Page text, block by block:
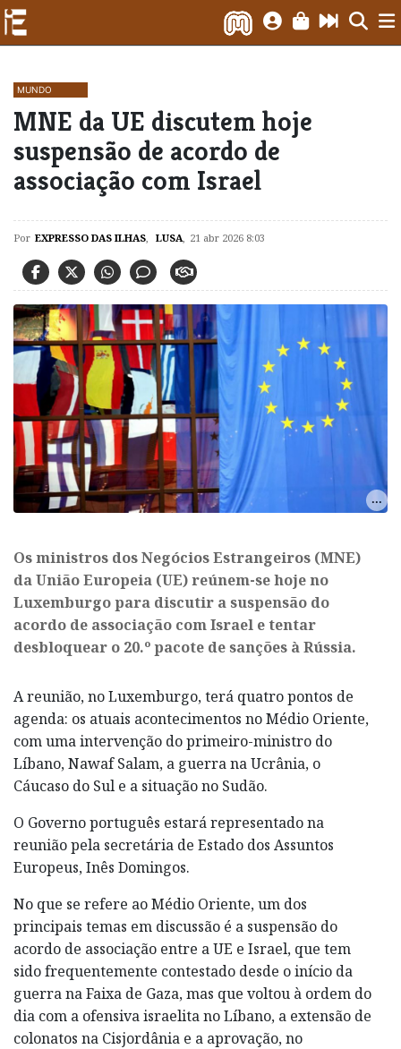
MUNDO
MNE da UE discutem hoje
suspensão de acordo de
associação com Israel
Por EXPRESSO DAS ILHAS, LUSA, 21 abr 2026 8:03
Os ministros dos Negócios Estrangeiros (MNE)
da União Europeia (UE) reúnem-se hoje no
Luxemburgo para discutir a suspensão do
acordo de associação com Israel e tentar
desbloquear o 20.º pacote de sanções à Rússia.
A reunião, no Luxemburgo, terá quatro pontos de
agenda: os atuais acontecimentos no Médio Oriente,
com uma intervenção do primeiro-ministro do
Líbano, Nawaf Salam, a guerra na Ucrânia, o
Cáucaso do Sul e a situação no Sudão.
O Governo português estará representado na
reunião pela secretária de Estado dos Assuntos
Europeus, Inês Domingos.
No que se refere ao Médio Oriente, um dos
principais temas em discussão é a suspensão do
acordo de associação entre a UE e Israel, que tem
sido frequentemente contestado desde o início da
guerra na Faixa de Gaza, mas que voltou à ordem do
dia com a ofensiva israelita no Líbano, a extensão de
colonatos na Cisjordânia e a aprovação, no